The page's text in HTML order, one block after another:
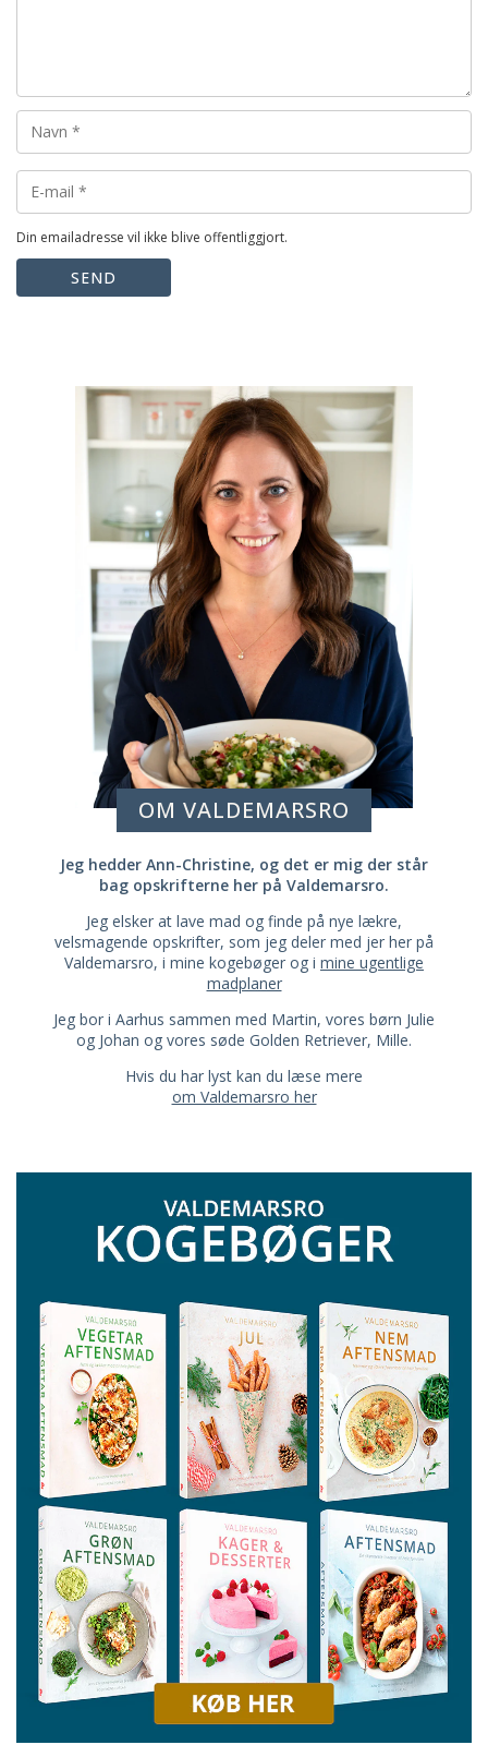
Din emailadresse vil ikke blive offentliggjort.
SEND
OM VALDEMARSRO
Jeg hedder Ann-Christine, og det er mig der står
bag opskrifterne her på Valdemarsro.
Jeg elsker at lave mad og finde på nye lækre,
velsmagende opskrifter, som jeg deler med jer her på
Valdemarsro, i mine kogebøger og i mine ugentlige
madplaner
Jeg bor i Aarhus sammen med Martin, vores børn Julie
og Johan og vores søde Golden Retriever, Mille.
Hvis du har lyst kan du læse mere
om Valdemarsro her